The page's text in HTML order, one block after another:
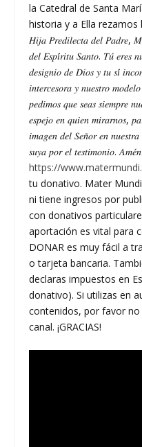
la Catedral de Santa
historia y a Ella rezamos
𝐻𝑖𝑗𝑎 𝑃𝑟𝑒𝑑𝑖𝑙𝑒𝑐𝑡𝑎 𝑑𝑒𝑙 𝑃𝑎𝑑𝑟𝑒,
𝑑𝑒𝑙 𝐸𝑠𝑝𝑖́𝑟𝑖𝑡𝑢 𝑆𝑎𝑛𝑡𝑜. 𝑇𝑢́
𝑑𝑒𝑠𝑖𝑔𝑛𝑖𝑜 𝑑𝑒 𝐷𝑖𝑜𝑠 𝑦 𝑡𝑢 𝑠𝑖́
𝑖𝑛𝑡𝑒𝑟𝑐𝑒𝑠𝑜𝑟𝑎 𝑦 𝑛𝑢𝑒𝑠𝑡𝑟𝑜
𝑝𝑒𝑑𝑖𝑚𝑜𝑠 𝑞𝑢𝑒 𝑠𝑒𝑎𝑠 𝑠𝑖𝑒𝑚𝑝𝑟𝑒
𝑒𝑠𝑝𝑒𝑗𝑜 𝑒𝑛 𝑞𝑢𝑖𝑒𝑛 𝑚𝑖𝑟𝑎𝑟𝑛𝑜𝑠,
𝑖𝑚𝑎𝑔𝑒𝑛 𝑑𝑒𝑙 𝑆𝑒𝑛̃𝑜𝑟 𝑒𝑛
𝑠𝑢𝑦𝑎 𝑝𝑜𝑟 𝑒𝑙
https://
tu donativo. Mater
ni tiene ingresos por
con donativos
aportación es vital para
DONAR es muy fácil a
o tarjeta bancaria.
declaras impuestos en
donativo). Si utilizas en
contenidos, por favor
canal. ¡GRACIAS!